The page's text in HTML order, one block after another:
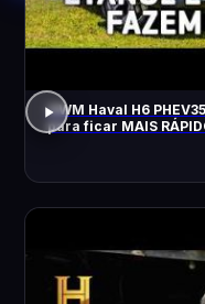
GWM Haval H6
para ficar MAIS